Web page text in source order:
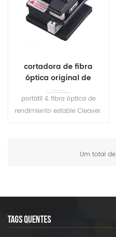
cortadora de fibra
óptica original de
fábrica D3
portátil & fibra óptica de
rendimiento estable Cleaver.
Um total de
TAGS QUENTES